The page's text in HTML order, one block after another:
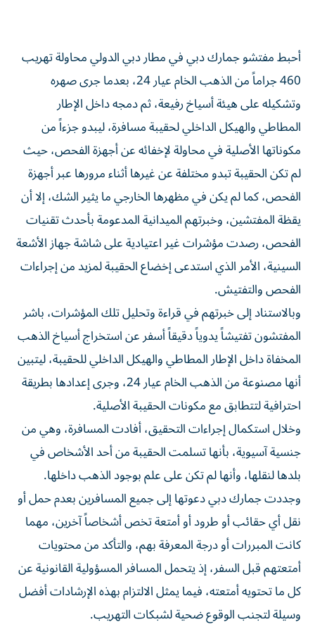
أحبط مفتشو جمارك دبي في مطار دبي الدولي محاولة تهريب
460 جراماً من الذهب الخام عيار 24، بعدما جرى صهره
وتشكيله على هيئة أسياخ رفيعة، ثم دمجه داخل الإطار
المطاطي والهيكل الداخلي لحقيبة مسافرة، ليبدو جزءاً من
مكوناتها الأصلية في محاولة لإخفائه عن أجهزة الفحص، حيث
لم تكن الحقيبة تبدو مختلفة عن غيرها أثناء مرورها عبر أجهزة
الفحص، كما لم يكن في مظهرها الخارجي ما يثير الشك، إلا أن
يقظة المفتشين، وخبرتهم الميدانية المدعومة بأحدث تقنيات
الفحص، رصدت مؤشرات غير اعتيادية على شاشة جهاز الأشعة
السينية، الأمر الذي استدعى إخضاع الحقيبة لمزيد من إجراءات
الفحص والتفتيش.
وبالاستناد إلى خبرتهم في قراءة وتحليل تلك المؤشرات، باشر
المفتشون تفتيشاً يدوياً دقيقاً أسفر عن استخراج أسياخ الذهب
المخفاة داخل الإطار المطاطي والهيكل الداخلي للحقيبة، ليتبين
أنها مصنوعة من الذهب الخام عيار 24، وجرى إعدادها بطريقة
احترافية لتتطابق مع مكونات الحقيبة الأصلية.
وخلال استكمال إجراءات التحقيق، أفادت المسافرة، وهي من
جنسية آسيوية، بأنها تسلمت الحقيبة من أحد الأشخاص في
بلدها لنقلها، وأنها لم تكن على علم بوجود الذهب داخلها.
وجددت جمارك دبي دعوتها إلى جميع المسافرين بعدم حمل أو
نقل أي حقائب أو طرود أو أمتعة تخص أشخاصاً آخرين، مهما
كانت المبررات أو درجة المعرفة بهم، والتأكد من محتويات
أمتعتهم قبل السفر، إذ يتحمل المسافر المسؤولية القانونية عن
كل ما تحتويه أمتعته، فيما يمثل الالتزام بهذه الإرشادات أفضل
وسيلة لتجنب الوقوع ضحية لشبكات التهريب.